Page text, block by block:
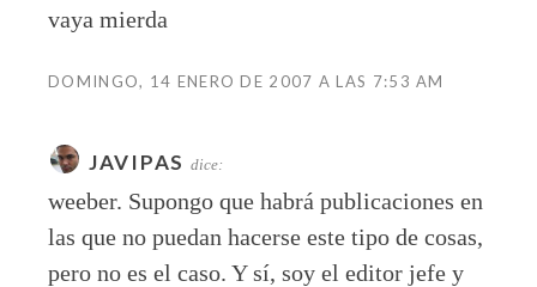
vaya mierda
DOMINGO, 14 ENERO DE 2007 A LAS 7:53 AM
JAVIPAS dice:
weeber. Supongo que habrá publicaciones en
las que no puedan hacerse este tipo de cosas,
pero no es el caso. Y sí, soy el editor jefe y